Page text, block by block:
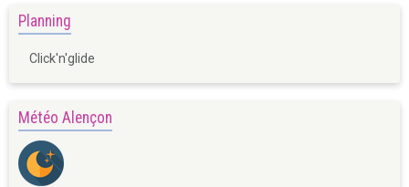
Planning
Click'n'glide
Météo Alençon